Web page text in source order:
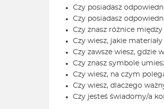
Czy posiadasz
Czy posiadasz
Czy znasz różnice
Czy wiesz, jakie
Czy zawsze wiesz, gdzie
Czy znasz symbole
Czy wiesz, na czym
Czy wiesz, dlaczego
Czy jesteś świadomy/a